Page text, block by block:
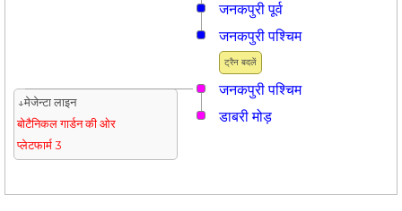
जनकपुरी पूर्व
ट्रैन बदलें
जनकपुरी पश्चिम
जनकपुरी पश्चिम
↓मेजेन्टा लाइन
बोटैनिकल गार्डन की ओर
प्लेटफार्म 3
डाबरी मोड़